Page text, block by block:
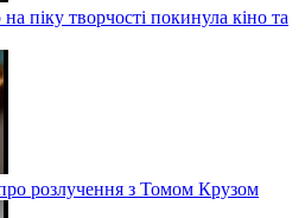
піку творчості покинула кіно та
розлучення з Томом Крузом